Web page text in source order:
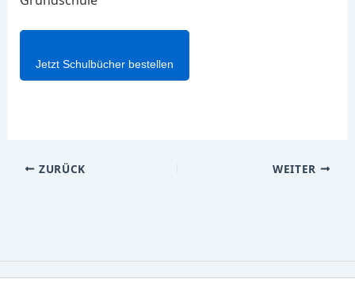
Jetzt Schulbücher bestellen
ZURÜCK WEITER